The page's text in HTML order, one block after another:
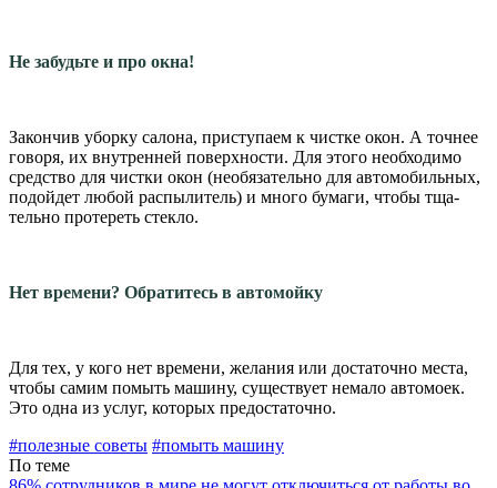
Не забудьте и про окна!
Закончив уборку салона, приступаем к чистке окон. А точнее
говоря, их внутрен­ней поверхности. Для это­го необходимо
средство для чистки окон (необязатель­но для автомобильных,
по­дойдет любой распылитель) и много бумаги, чтобы тща­
тельно протереть стекло.
Нет времени? Обратитесь в автомойку
Для тех, у кого нет време­ни, желания или достаточно места,
чтобы самим помыть машину, существует немало автомоек.
Это одна из услуг, которых предостаточно.
#полезные советы #помыть машину
По теме